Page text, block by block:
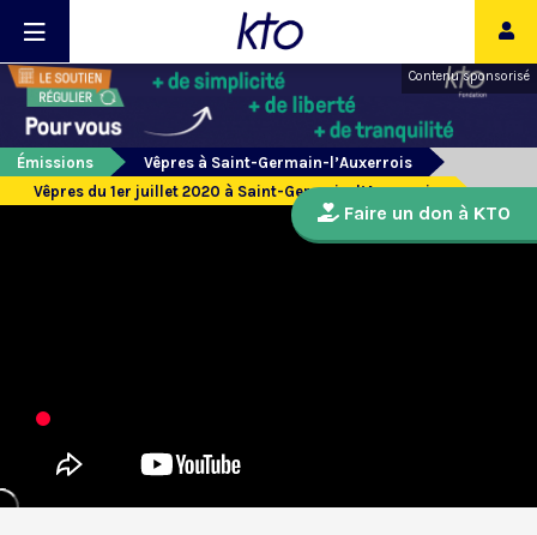
Contenu sponsorisé
Émissions
Vêpres à Saint-Germain-l’Auxerrois
Vêpres du 1er juillet 2020 à Saint-Germain-l’Auxerrois
Faire un don à KTO